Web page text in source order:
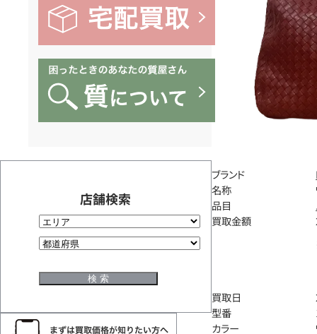
店舗検索
ブランド
名称
品目
買取金額
買取日
型番
カラー